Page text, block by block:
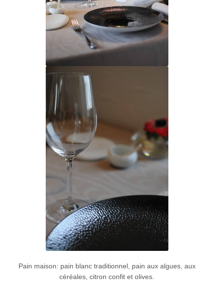
Pain maison: pain blanc traditionnel, pain aux algues, aux
céréales, citron confit et olives.